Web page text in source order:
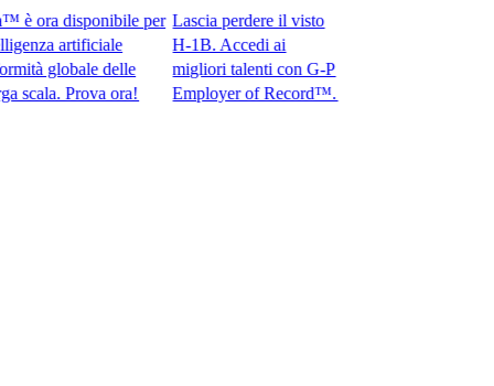
disponibile per
artificiale
globale delle
Prova ora!​​
Lascia perdere il visto
H-1B. Accedi ai
migliori talenti con G-P
Employer of Record™.​​